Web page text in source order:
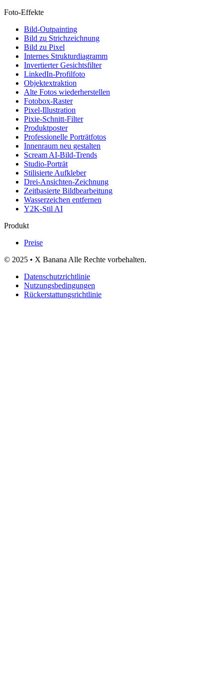
Foto-Effekte
Bild-Outpainting
Bild zu Strichzeichnung
Bild zu Pixel
Internes Strukturdiagramm
Invertierter Gesichtsfilter
LinkedIn-Profilfoto
Objektextraktion
Alte Fotos wiederherstellen
Fotobox-Raster
Pixel-Illustration
Pixie-Schnitt-Filter
Produktposter
Professionelle Porträtfotos
Innenraum neu gestalten
Scream AI-Bild-Trends
Studio-Porträt
Stilisierte Aufkleber
Drei-Ansichten-Zeichnung
Zeitbasierte Bildbearbeitung
Wasserzeichen entfernen
Y2K-Stil AI
Produkt
Preise
© 2025 • X Banana Alle Rechte vorbehalten.
Datenschutzrichtlinie
Nutzungsbedingungen
Rückerstattungsrichtlinie